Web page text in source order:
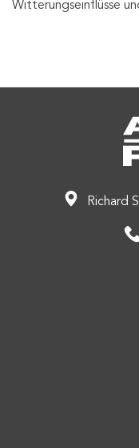
Witterungseinflüsse
Richard